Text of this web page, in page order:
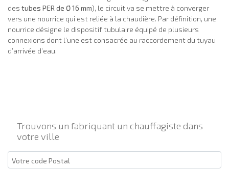
des tubes PER de Ø 16 mm), le circuit va se mettre à converger
vers une nourrice qui est reliée à la chaudière. Par définition, une
nourrice désigne le dispositif tubulaire équipé de plusieurs
connexions dont l’une est consacrée au raccordement du tuyau
d’arrivée d’eau.
Trouvons un fabriquant un chauffagiste dans
votre ville